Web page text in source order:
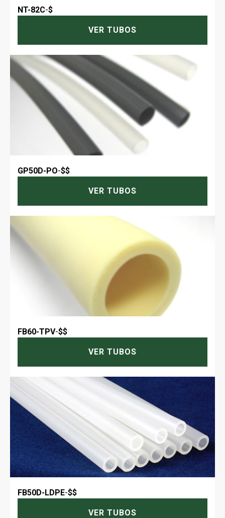
NT-82C-$
VER TUBOS
GP50D-PO-$$
VER TUBOS
FB60-TPV-$$
VER TUBOS
FB50D-LDPE-$$
VER TUBOS